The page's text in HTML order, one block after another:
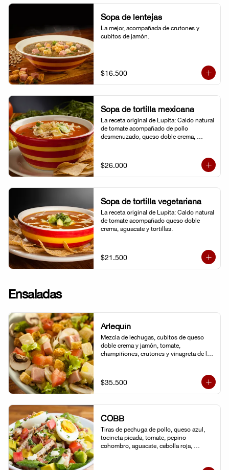
Sopa de lentejas
La mejor, acompañada de crutones y
cubitos de jamón.
$16.500
Sopa de tortilla mexicana
La receta original de Lupita: Caldo natural
de tomate acompañado de pollo
desmenuzado, queso doble crema,
$26.000
Sopa de tortilla vegetariana
La receta original de Lupita: Caldo natural
de tomate acompañado queso doble
crema, aguacate y tortillas.
$21.500
Ensaladas
Arlequín
Mezcla de lechugas, cubitos de queso
doble crema y jamón, tomate,
champiñones, crutones y vinagreta de la
$35.500
COBB
Tiras de pechuga de pollo, queso azul,
tocineta picada, tomate, pepino
cohombro, aguacate, cebolla roja,